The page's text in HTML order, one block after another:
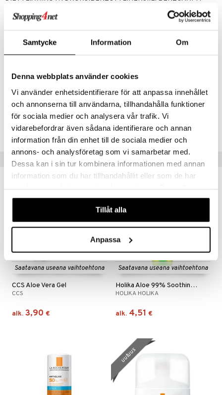
Samtycke Information Om
Denna webbplats använder cookies
Vi använder enhetsidentifierare för att anpassa innehållet
och annonserna till användarna, tillhandahålla funktioner
för sociala medier och analysera vår trafik. Vi
vidarebefordrar även sådana identifierare och annan
information från din enhet till de sociala medier och
annons- och analysföretag som vi samarbetar med.
Dessa kan i sin tur kombinera informationen med annan
information som du har tillhandahållit eller som de har
våra cookies vid fortsatt användande av vår webbplats.
Tillåt alla
Anpassa
KLORFENESIINI • CI 77491 / RAUTAOKSIDIT • CI 77492 /
RAUTAOKSIDIT • CI 77499 / RAUTAOKSIDIT • SITRUUNAHAPPO •
MYRISTIINIHAPPO • NIASIINAMIDI • PALMITIINIHAPPO • PEG-100
STEARAATTI • PENTYLEENIGLYKOLI • PERLIITTI • PIIDIOKSIDI
ETYLEENIDIAMIINI DISUKSINAATTI • KSANTAANIKUMI •
PARFYYMI / TUOKSU
Tuotenumero
AAUS0-2E-50
Suositut tuotteet
Saatavana useana vaihtoehtona
CCS Aloe Vera Gel
CCS
alk. 3,90 €
Saatavana useana vaihtoehtona
Holika Aloe 99% Soothing Gel
HOLIKA HOLIKA
alk. 4,51 €
uutuus